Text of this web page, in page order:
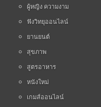
ผู้หญิง ความงาม
ฟังวิทยุออนไลน์
ยานยนต์
สุขภาพ
สูตรอาหาร
หนังใหม่
เกมส์ออนไลน์